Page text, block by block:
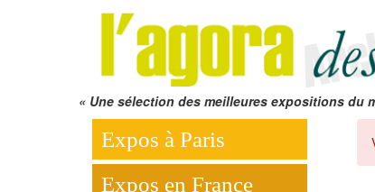
« Une sélection des meilleures expositions du
Expos à Paris
Expos en France